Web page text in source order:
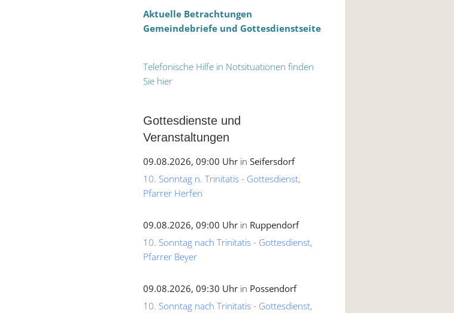
Aktuelle Betrachtungen
Gemeindebriefe und Gottesdienstseite
Telefonische Hilfe in Notsituationen finden
Sie hier
Gottesdienste und
Veranstaltungen
09.08.2026, 09:00 Uhr in Seifersdorf
10. Sonntag n. Trinitatis - Gottesdienst,
Pfarrer Herfen
09.08.2026, 09:00 Uhr in Ruppendorf
10. Sonntag nach Trinitatis - Gottesdienst,
Pfarrer Beyer
09.08.2026, 09:30 Uhr in Possendorf
10. Sonntag nach Trinitatis - Gottesdienst,